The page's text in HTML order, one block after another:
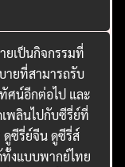
ยเป็นกิจกรรมที่
ายที่สามารถรับ
ศน์อีกต่อไป และ
เพลินไปกับซีรี่ย์ที่
ดูซีรี่ย์จีน ดูซีรี่ส์
งแบบพากย์ไทย